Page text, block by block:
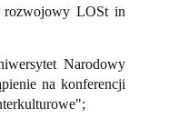
rozwojowy LOSt in
Narodowy
na konferencji